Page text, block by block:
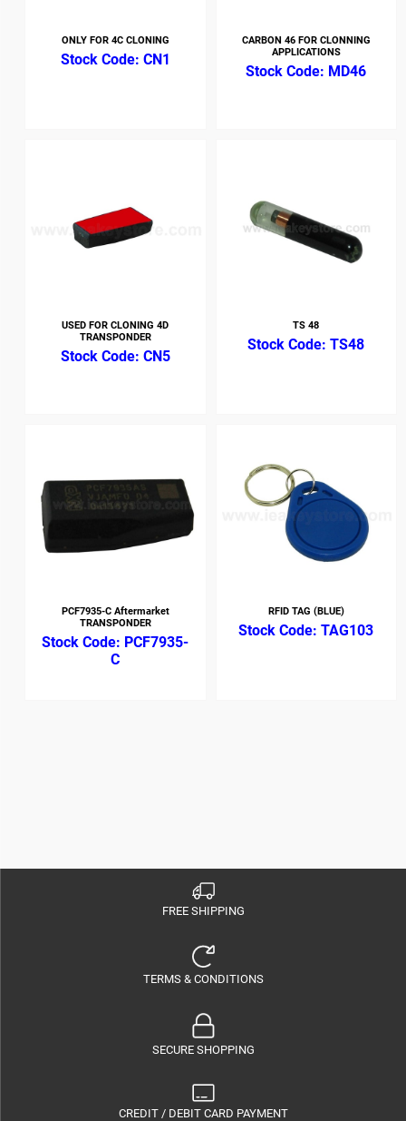
ONLY FOR 4C CLONING
CN1
CARBON 46 FOR CLONNING
APPLICATIONS
MD46
USED FOR CLONING 4D
TRANSPONDER
CN5
TS 48
TS48
PCF7935-C Aftermarket
TRANSPONDER
PCF7935-
C
RFID TAG (BLUE)
TAG103
FREE SHIPPING
TERMS & CONDITIONS
SECURE SHOPPING
CREDIT / DEBIT CARD PAYMENT